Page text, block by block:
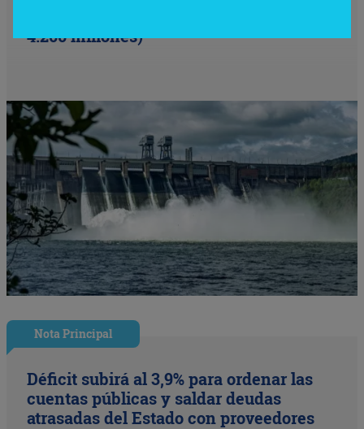
4.200 millones)
Nota Principal
Déficit subirá al 3,9% para ordenar las
cuentas públicas y saldar deudas
atrasadas del Estado con proveedores